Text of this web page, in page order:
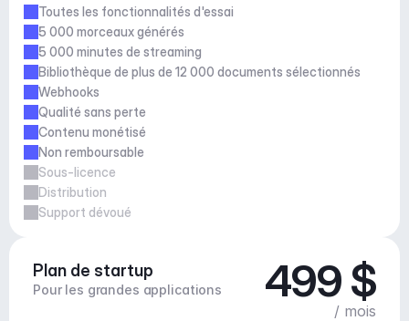
Toutes les fonctionnalités d'essai
5 000 morceaux générés
5 000 minutes de streaming
Bibliothèque de plus de 12 000 documents sélectionnés
Webhooks
Qualité sans perte
Contenu monétisé
Non remboursable
Sous-licence
Distribution
Support dévoué
Plan de startup
Pour les grandes applications 499 $
/ mois